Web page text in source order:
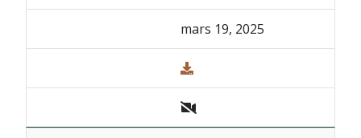
mars 19, 2025